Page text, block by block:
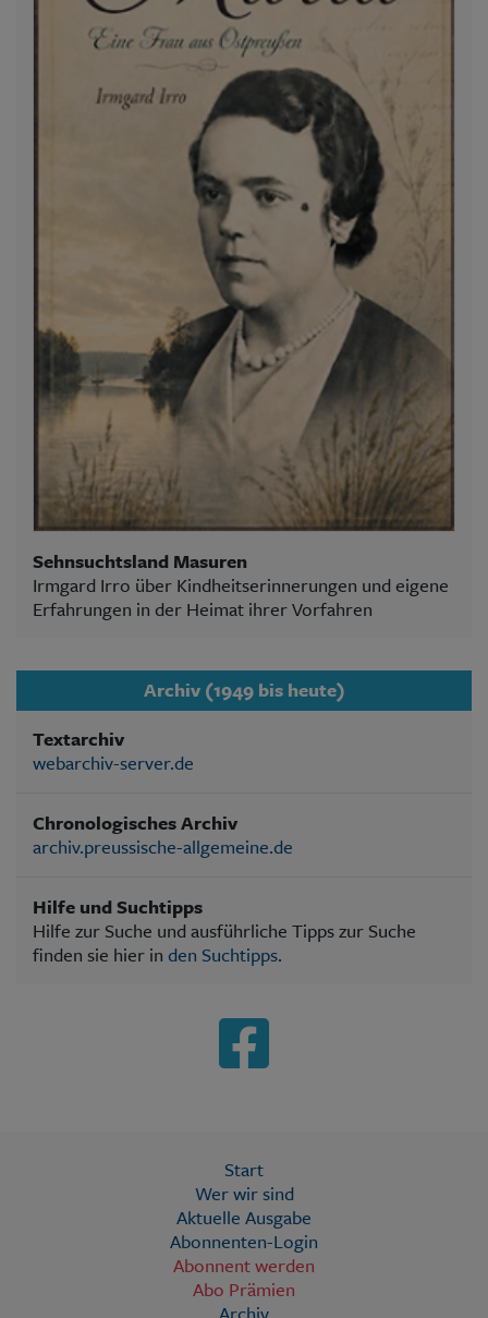
Sehnsuchtsland Masuren
Irmgard Irro über Kindheitserinnerungen und eigene
Erfahrungen in der Heimat ihrer Vorfahren
Archiv (1949 bis heute)
Textarchiv
webarchiv-server.de
Chronologisches Archiv
archiv.preussische-allgemeine.de
Hilfe und Suchtipps
Hilfe zur Suche und ausführliche Tipps zur Suche
finden sie hier in den Suchtipps.
Start
Wer wir sind
Aktuelle Ausgabe
Abonnenten-Login
Abonnent werden
Abo Prämien